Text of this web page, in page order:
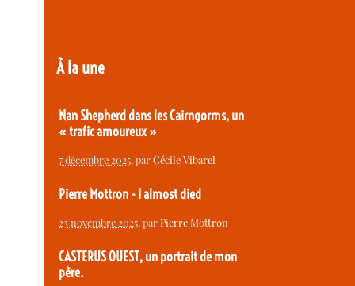
À la une
Nan Shepherd dans les Cairngorms, un
« trafic amoureux »
7 décembre 2025, parCécile Vibarel
Pierre Mottron - I almost died
23 novembre 2025, parPierre Mottron
CASTERUS OUEST, un portrait de mon
père.